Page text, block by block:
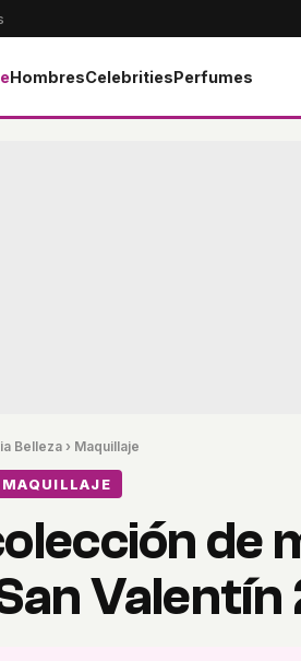
HombresCelebritiesPerfumes
Belleza› Maquillaje
MAQUILLAJE
de
Valentín